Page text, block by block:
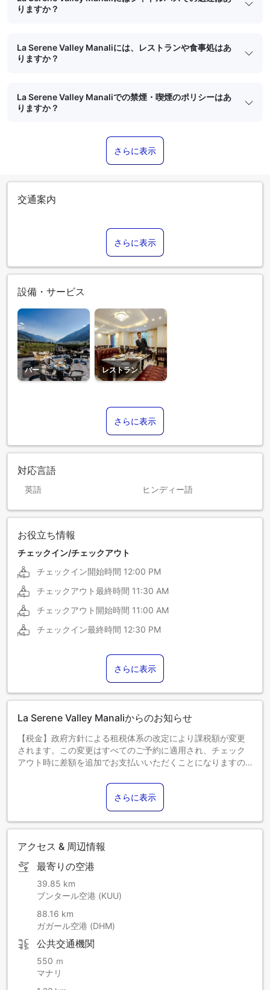
りますか？
La Serene Valley Manaliには、レストランや食事処はあ
りますか？
La Serene Valley Manaliでの禁煙・喫煙のポリシーはあ
りますか？
さらに表示
交通案内
さらに表示
設備・サービス
バー レストラン
さらに表示
対応言語
英語 ヒンディー語
お役立ち情報
チェックイン/チェックアウト
チェックイン開始時間 12:00 PM
チェックアウト最終時間 11:30 AM
チェックアウト開始時間 11:00 AM
チェックイン最終時間 12:30 PM
さらに表示
La Serene Valley Manaliからのお知らせ
【税金】政府方針による租税体系の改定により課税額が変更
されます。この変更はすべてのご予約に適用され、チェック
アウト時に差額を追加でお支払いいただくことになりますの
さらに表示
アクセス & 周辺情報
最寄りの空港
39.85 km
ブンタール空港 (KUU)
88.16 km
ガガール空港 (DHM)
公共交通機関
550 ｍ
マナリ